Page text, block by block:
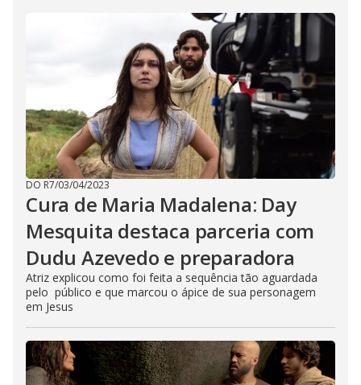
DO R7/03/04/2023
Cura de Maria Madalena: Day
Mesquita destaca parceria com
Dudu Azevedo e preparadora
Atriz explicou como foi feita a sequência tão aguardada
pelo público e que marcou o ápice de sua personagem
em Jesus